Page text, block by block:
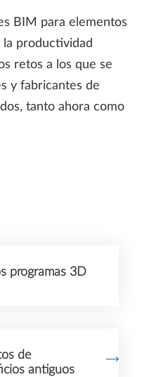
BIM para elementos
productividad
retos a los que se
y fabricantes de
tanto ahora como
programas 3D
de
antiguos